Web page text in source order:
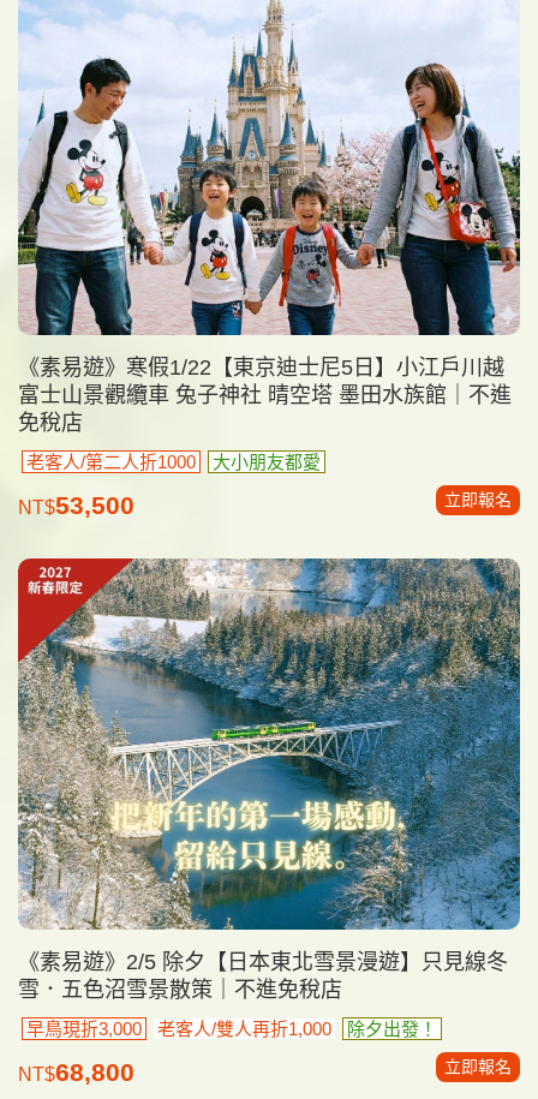
《素易遊》寒假1/22【東京迪士尼5日】小江戶川越
富士山景觀纜車 兔子神社 晴空塔 墨田水族館｜不進
免稅店
老客人/第二人折1000 大小朋友都愛
NT$53,500 立即報名
《素易遊》2/5 除夕【日本東北雪景漫遊】只見線冬
雪．五色沼雪景散策｜不進免稅店
早鳥現折3,000 老客人/雙人再折1,000 除夕出發！
NT$68,800 立即報名